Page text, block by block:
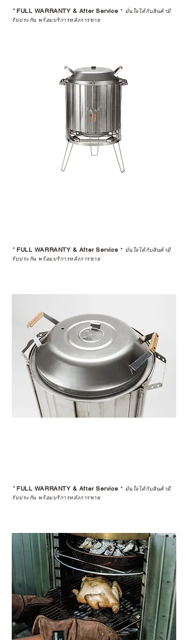
STUDIO และร้านตัวแทนจำหน่ายที่
ได้รับการแต่งตั้งอย่างเป็นทางการ จะ
เป็นการให้คำแนะนำ การดูแลสินค้า
หรือการแก้ไขปัญหาที่อาจเกิดขึ้นใน
ก่อนตัดสินใจซื้อสินค้า เราอยาก
แนะนำให้คุณสอบถามทุกครั้งว่า ร้าน
ค้าที่คุณกำลังเลือกซื้อนั้น มีการรับ
ประกันสินค้าจากตัวแทนจำหน่าย
อย่างเป็นทางการหรือไม่ เพื่อให้คุณ
ในอุปกรณ์ที่คุณรัก มีคุณค่าอย่าง
เพื่อให้คุณได้รับทั้งสินค้า และ
ประสบการณ์ที่สมบูรณ์แบบในระยะ
ยาว
อ่านต่อเรื่องการรับประกันสินค้าได้
ตรงนี้
>>
https://www.campstudio.co.th/
warranty
*FULL WARRANTY & After Service * มั่นใจได้กับสินค้ามี
รับประกัน พร้อมบริการหลังการขาย
*FULL WARRANTY & After Service * มั่นใจได้กับสินค้ามี
รับประกัน พร้อมบริการหลังการขาย
*FULL WARRANTY & After Service * มั่นใจได้กับสินค้ามี
รับประกัน พร้อมบริการหลังการขาย